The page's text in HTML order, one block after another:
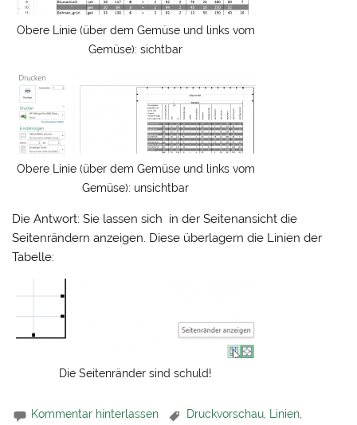
Obere Linie (über dem Gemüse und links vom
Gemüse): sichtbar
Obere Linie (über dem Gemüse und links vom
Gemüse): unsichtbar
Die Antwort: Sie lassen sich in der Seitenansicht die
Seitenrändern anzeigen. Diese überlagern die Linien der
Tabelle:
Die Seitenränder sind schuld!
Kommentar hinterlassen Druckvorschau, Linien,